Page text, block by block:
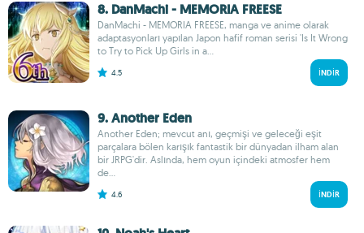
8. DanMachi - MEMORIA FREESE
DanMachi - MEMORIA FREESE, manga ve anime olarak
adaptasyonları yapılan Japon hafif roman serisi 'Is It Wrong
to Try to Pick Up Girls in a...
4.5 İNDIR
9. Another Eden
Another Eden; mevcut anı, geçmişi ve geleceği eşit
parçalara bölen karışık fantastik bir dünyadan ilham alan
bir JRPG'dir. Aslında, hem oyun içindeki atmosfer hem
de...
4.6 İNDIR